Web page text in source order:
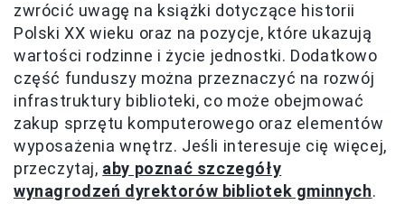
zwrócić uwagę na książki dotyczące historii
Polski XX wieku oraz na pozycje, które ukazują
wartości rodzinne i życie jednostki. Dodatkowo
część funduszy można przeznaczyć na rozwój
infrastruktury biblioteki, co może obejmować
zakup sprzętu komputerowego oraz elementów
wyposażenia wnętrz. Jeśli interesuje cię więcej,
przeczytaj, aby poznać szczegóły
wynagrodzeń dyrektorów bibliotek gminnych.